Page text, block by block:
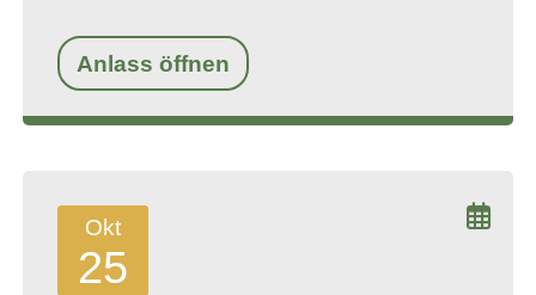
Anlass öffnen
Okt
25